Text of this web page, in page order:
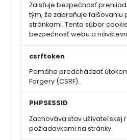
Zaisťuje bezpečnosť
tým, že zabraňuje falšovaniu
stránkami. Tento súbor
bezpečnosť webu a
csrftoken
Pomáha predchádzať
Forgery (CSRF).
PHPSESSID
Zachováva stav užívateľskej
požiadavkami na stránky.